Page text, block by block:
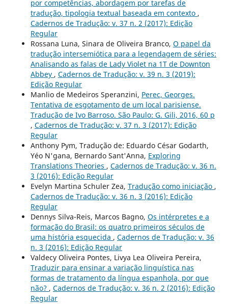
por competências, abordagem por tarefas de
tradução, tipologia textual baseada em contexto ,
Cadernos de Tradução: v. 37 n. 2 (2017): Edição
Regular
Rossana Luna, Sinara de Oliveira Branco, O papel da
tradução intersemiótica para a legendagem de séries:
Analisando as falas de Lady Violet na 1T de Downton
Abbey , Cadernos de Tradução: v. 39 n. 3 (2019):
Edição Regular
Manlio de Medeiros Speranzini, Perec, Georges.
Tentativa de esgotamento de um local parisiense.
Tradução de Ivo Barroso. São Paulo: G. Gili, 2016, 60 p
, Cadernos de Tradução: v. 37 n. 3 (2017): Edição
Regular
Anthony Pym, Tradução de: Eduardo César Godarth,
Yéo N'gana, Bernardo Sant'Anna, Exploring
Translations Theories , Cadernos de Tradução: v. 36 n.
3 (2016): Edição Regular
Evelyn Martina Schuler Zea, Tradução como iniciação ,
Cadernos de Tradução: v. 36 n. 3 (2016): Edição
Regular
Dennys Silva-Reis, Marcos Bagno, Os intérpretes e a
formação do Brasil: os quatro primeiros séculos de
uma história esquecida , Cadernos de Tradução: v. 36
n. 3 (2016): Edição Regular
Valdecy Oliveira Pontes, Livya Lea Oliveira Pereira,
Traduzir para ensinar a variação linguística nas
formas de tratamento da língua espanhola, por que
não? , Cadernos de Tradução: v. 36 n. 2 (2016): Edição
Regular